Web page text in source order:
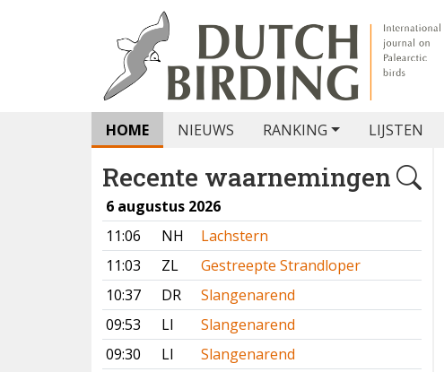
HOME NIEUWS RANKING LIJSTEN
Recente waarnemingen
6 augustus 2026
11:06
NH
Lachstern
11:03
ZL
Gestreepte Strandloper
10:37
DR
Slangenarend
09:53
LI
Slangenarend
09:30
LI
Slangenarend